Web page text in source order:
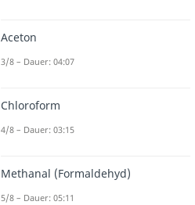
Aceton
3/8 – Dauer: 04:07
Chloroform
4/8 – Dauer: 03:15
Methanal (Formaldehyd)
5/8 – Dauer: 05:11